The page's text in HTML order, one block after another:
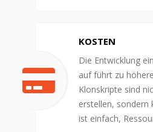
KOSTEN
Die Entwicklung
auf führt zu
Klonskripte sind
erstellen, sondern
ist einfach,